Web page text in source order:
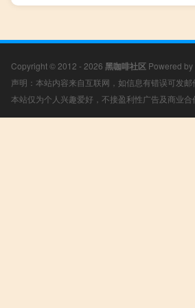
Copyright © 2012 - 2026 黑咖啡社区 Powered by
声明：本站内容来自互联网，如信息有错误可发
本站仅为个人兴趣爱好，不接盈利性广告及商业合